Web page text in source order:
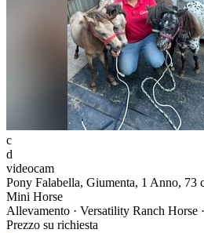
c
d
videocam
Pony Falabella, Giumenta, 1 Anno, 73
Mini Horse
Allevamento · Versatility Ranch Horse
Prezzo su richiesta